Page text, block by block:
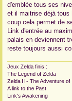
d'emblée tous ses
et il maitrise déjà
coup cela permet de
Link d'entrée au
palais en deviennent
reste toujours aussi
Jeux Zelda finis :
The Legend of Zelda
Zelda II - The Adventure of
A link to the Past
Link's Awakening